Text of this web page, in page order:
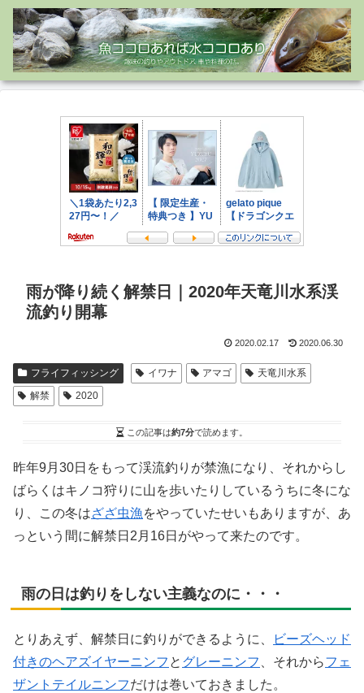
雨が降り続く解禁日｜2020年天竜川水系渓
流釣り開幕
2020.02.17 2020.06.30
フライフィッシング イワナ アマゴ
天竜川水系
解禁
2020
この記事は約7分で読めます。
昨年9月30日をもって渓流釣りが禁漁になり、それからし
ばらくはキノコ狩りに山を歩いたりしているうちに冬にな
り、この冬はざざ虫漁をやっていたせいもありますが、あ
っという間に解禁日2月16日がやって来たのです。
雨の日は釣りをしない主義なのに・・・
とりあえず、解禁日に釣りができるように、
ビーズヘッド
付きのヘアズイヤーニンフ と グレーニンフ 、それからフェ
ザントテイルニンフだけは巻いておきました。